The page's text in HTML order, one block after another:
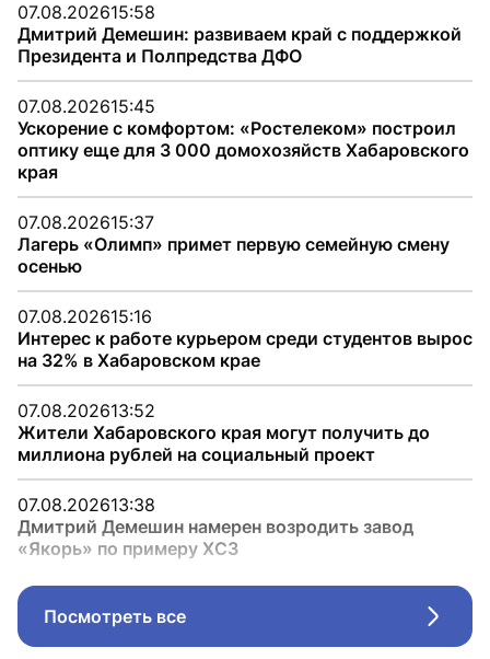
07.08.202615:58
Дмитрий Демешин: развиваем край с поддержкой
Президента и Полпредства ДФО
07.08.202615:45
Ускорение с комфортом: «Ростелеком» построил
оптику еще для 3 000 домохозяйств Хабаровского
края
07.08.202615:37
Лагерь «Олимп» примет первую семейную смену
осенью
07.08.202615:16
Интерес к работе курьером среди студентов вырос
на 32% в Хабаровском крае
07.08.202613:52
Жители Хабаровского края могут получить до
миллиона рублей на социальный проект
07.08.202613:38
Дмитрий Демешин намерен возродить завод
«Якорь» по примеру ХСЗ
Посмотреть все